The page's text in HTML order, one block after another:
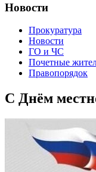
Новости
Прокуратура
Новости
ГО и ЧС
Почетные
Правопорядок
С Днём